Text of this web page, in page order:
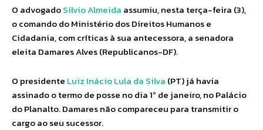
O advogadoSilvio Almeida assumiu, nesta terça-feira (3),
o comando do Ministério dos Direitos Humanos e
Cidadania, com críticas à sua antecessora, a senadora
eleita Damares Alves (Republicanos-DF).
O presidente Luiz Inácio Lula da Silva (PT) já havia
assinado o termo de posse no dia 1º de janeiro, no Palácio
do Planalto. Damares não compareceu para transmitir o
cargo ao seu sucessor.